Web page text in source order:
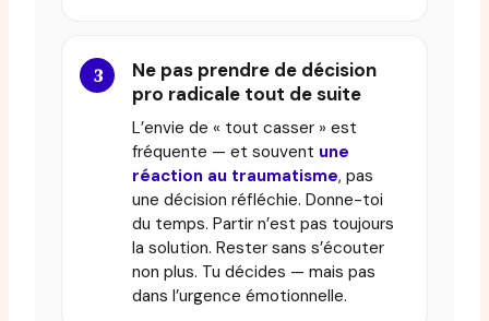
Ne pas prendre de décision
pro radicale tout de suite
L’envie de « tout casser » est
fréquente — et souvent une
réaction au traumatisme, pas
une décision réfléchie. Donne-toi
du temps. Partir n’est pas toujours
la solution. Rester sans s’écouter
non plus. Tu décides — mais pas
dans l’urgence émotionnelle.